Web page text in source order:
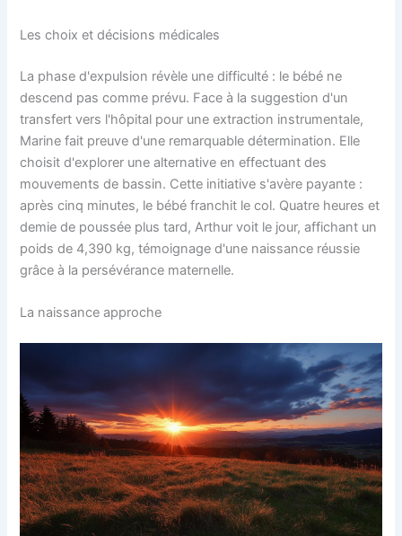
Les choix et décisions médicales
La phase d'expulsion révèle une difficulté : le bébé ne
descend pas comme prévu. Face à la suggestion d'un
transfert vers l'hôpital pour une extraction instrumentale,
Marine fait preuve d'une remarquable détermination. Elle
choisit d'explorer une alternative en effectuant des
mouvements de bassin. Cette initiative s'avère payante :
après cinq minutes, le bébé franchit le col. Quatre heures et
demie de poussée plus tard, Arthur voit le jour, affichant un
poids de 4,390 kg, témoignage d'une naissance réussie
grâce à la persévérance maternelle.
La naissance approche